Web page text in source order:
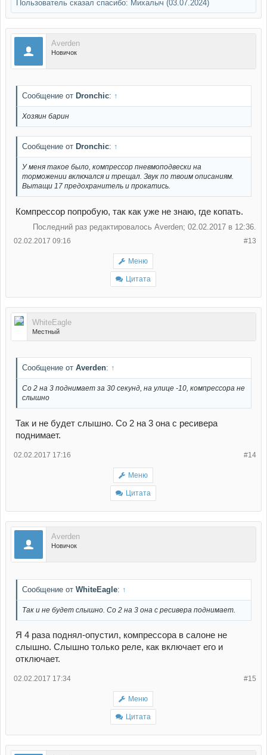
Пользователь сказал cпасибо: Михалыч (03.07.2024)
Averden
Новичок
Сообщение от Dronchic: ↑
Хозяин барин
Сообщение от Dronchic: ↑
У меня такое было, компрессор пневмоподвески на
торможении включался и трещал. Звук по твоим описаниям.
Вытащи 17 предохранитель и прокатись.
Компрессор попробую, так как уже не знаю, где копать.
Последний раз редактировалось Averden; 02.02.2017 в 12:36
#13
02.02.2017 09:16
Меню
Цитата
WhiteEagle
Местный
Сообщение от Averden: ↑
Со 2 на 3 поднимает за 30 секунд, на улице -10, компрессора не
слышно
Так и не будет слышно. Со 2 на 3 она с ресивера
поднимает.
#14
02.02.2017 17:16
Меню
Цитата
Averden
Новичок
Сообщение от WhiteEagle: ↑
Так и не будет слышно. Со 2 на 3 она с ресивера поднимает.
Я 4 раза поднял-опустил, компрессора в салоне не
слышно. Слышно только реле, как включает его и
отключает.
#15
02.02.2017 17:34
Меню
Цитата